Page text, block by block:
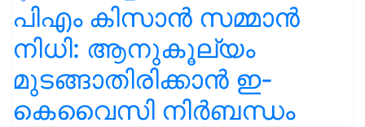
പിഎം കിസാൻ സമ്മാൻ
നിധി: ആനുകൂല്യം
മുടങ്ങാതിരിക്കാൻ ഇ-
കെവൈസി നിർബന്ധം